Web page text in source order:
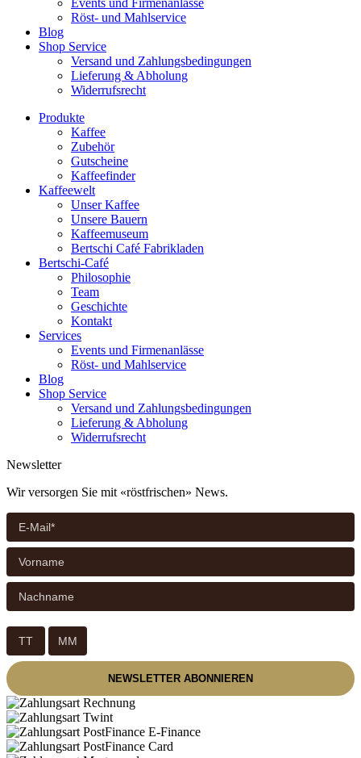
Events und Firmenanlässe
Röst- und Mahlservice
Blog
Shop Service
Versand und Zahlungsbedingungen
Lieferung & Abholung
Widerrufsrecht
Produkte
Kaffee
Zubehör
Gutscheine
Kaffeefinder
Kaffeewelt
Unser Kaffee
Unsere Bauern
Kaffeemuseum
Bertschi Café Fabrikladen
Bertschi-Café
Philosophie
Team
Geschichte
Kontakt
Services
Events und Firmenanlässe
Röst- und Mahlservice
Blog
Shop Service
Versand und Zahlungsbedingungen
Lieferung & Abholung
Widerrufsrecht
Newsletter
Wir versorgen Sie mit «röstfrischen» News.
Geburtstag